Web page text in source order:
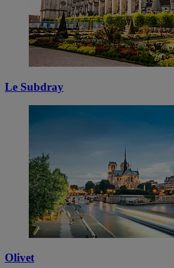
Le Subdray
Olivet